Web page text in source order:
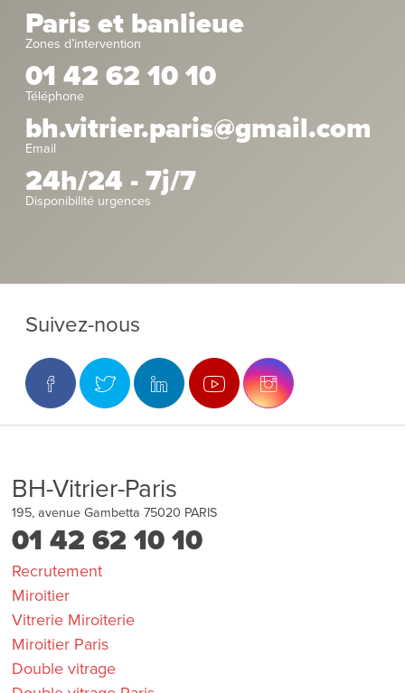
Paris et banlieue
Zones d’intervention
01 42 62 10 10
Téléphone
bh.vitrier.paris@gmail.com
Email
24h/24 - 7j/7
Disponibilité urgences
Suivez-nous
BH-Vitrier-Paris
195, avenue Gambetta 75020 PARIS
01 42 62 10 10
Recrutement
Miroitier
Vitrerie Miroiterie
Miroitier Paris
Double vitrage